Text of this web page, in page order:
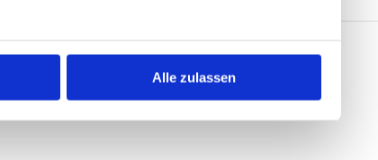
Alle zulassen